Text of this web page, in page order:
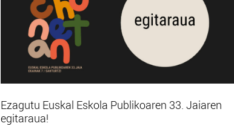
Ezagutu Euskal Eskola Publikoaren 33. Jaiaren
egitaraua!